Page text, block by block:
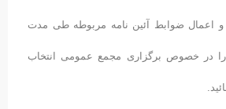
اعمال ضوابط آئین نامه مربوطه طی مدت
را در خصوص برگزاری مجمع عمومی انتخاب